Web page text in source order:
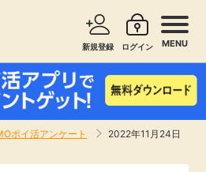
新規登録 ログイン MENU
ポイ活アンケート 2022年11月24日
ショッピングで探す
ー